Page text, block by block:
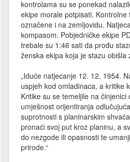
kontrolama su se ponekad
ekipe morale potpisati. Kontrolne
označene i na zemljovidu.
kompasom. Pobjedničke ekipe
trebale su 1:46 sati da prođu
ženska ekipa koja je stazu obišla
„Iduće natjecanje 12. 12. 1954.
uspjeh kod omladinaca, a kritike
Kritike su se temeljile na
umješnost orijentiranja
suprotnosti s planinarskim
pronaći svoj put kroz planinu, a
do nezgode ili opasnosti te
prirode.“